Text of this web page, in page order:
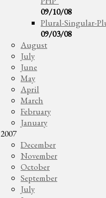
09/10/08
Plural-Singular-
09/03/08
August
July
June
May
April
March
February
January
2007
December
November
October
September
July